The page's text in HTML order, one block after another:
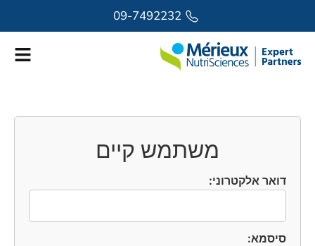
09-7492232
משתמש קיים
דואר אלקטרוני:
סיסמא: